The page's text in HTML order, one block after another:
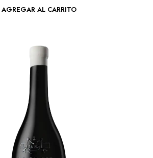
AGREGAR AL CARRITO